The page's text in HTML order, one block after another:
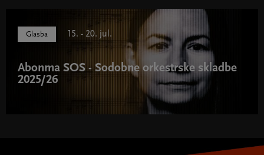
Glasba 15. - 20. jul.
Abonma SOS - Sodobne orkestrske skladbe
2025/26